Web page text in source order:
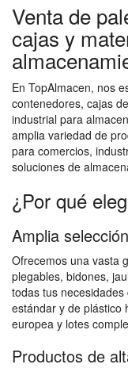
Venta de
cajas y
En TopAlmacen, nos
contenedores, cajas
industrial para
amplia variedad de
para comercios,
soluciones de
¿Por qué
Amplia
Ofrecemos una vasta
plegables, bidones,
todas tus
estándar y de plástico
europea y lotes
Productos de